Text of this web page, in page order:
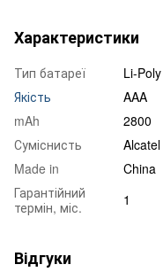
Характеристики
Тип батареї
Li-Poly
Якість
AAA
mAh
2800
Суміснисть
Made in
China
Гарантійний
термін, міс.
1
Відгуки